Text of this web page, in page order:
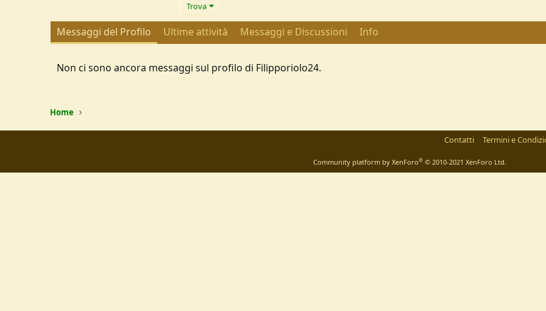
Trova
Messaggi del Profilo Ultime attività Messaggi e Discussioni Info
Non ci sono ancora messaggi sul profilo di Filipporiolo24.
Home
Contatti Termini e
Community platform by XenForo® © 2010-2021 XenForo Ltd.